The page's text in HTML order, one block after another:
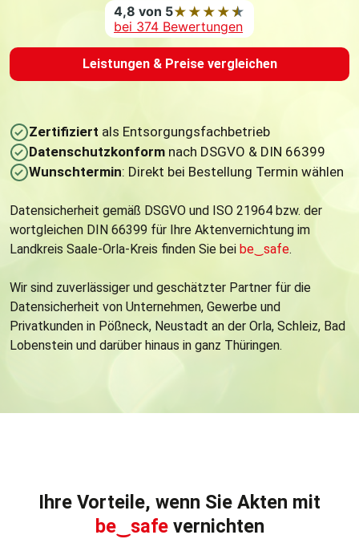
Datensicherheit gemäß DSGVO und ISO 21964 bzw. der
wortgleichen DIN 66399 für Ihre Aktenvernichtung im
Landkreis Saale-Orla-Kreis finden Sie bei be safe.
Wir sind zuverlässiger und geschätzter Partner für die
Datensicherheit von Unternehmen, Gewerbe und
Privatkunden in Pößneck, Neustadt an der Orla, Schleiz, Bad
Lobenstein und darüber hinaus in ganz Thüringen.
Zertifiziert als Entsorgungsfachbetrieb
Datenschutzkonform nach DSGVO & DIN 66399
Wunschtermin: Direkt bei Bestellung Termin wählen
4,8 von 5★ ★ ★ ★★
bei 374 Bewertungen
Leistungen & Preise vergleichen
Ihre Vorteile, wenn Sie Akten mit
be‿safe vernichten